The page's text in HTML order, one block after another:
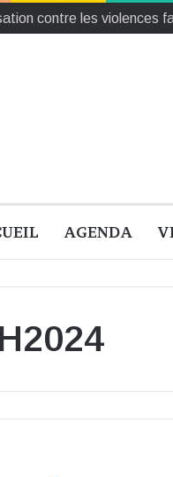
pour Noël : un geste
AGENDA